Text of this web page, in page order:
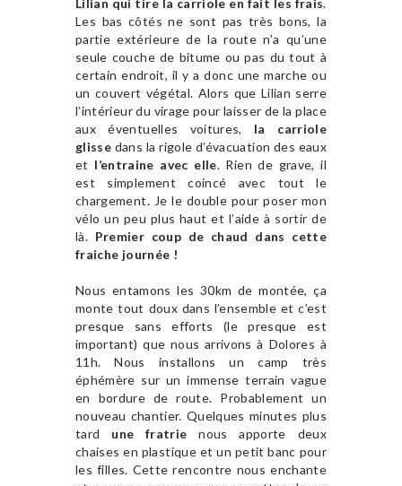
Lilian qui tire la carriole en fait les frais.
Les bas côtés ne sont pas très bons, la
partie extérieure de la route n’a qu’une
seule couche de bitume ou pas du tout à
certain endroit, il y a donc une marche ou
un couvert végétal. Alors que Lilian serre
l’intérieur du virage pour laisser de la place
aux éventuelles voitures,
la carriole
glisse dans la rigole d’évacuation des eaux
et l’entraine avec elle. Rien de grave, il
est simplement coincé avec tout le
chargement. Je le double pour poser mon
vélo un peu plus haut et l’aide à sortir de
là. Premier coup de chaud dans cette
fraiche journée !
Nous entamons les 30km de montée, ça
monte tout doux dans l’ensemble et c’est
presque sans efforts (le presque est
important) que nous arrivons à Dolores à
11h. Nous installons un camp très
éphémère sur un immense terrain vague
en bordure de route. Probablement un
nouveau chantier. Quelques minutes plus
tard une fratrie nous apporte deux
chaises en plastique et un petit banc pour
les filles. Cette rencontre nous enchante